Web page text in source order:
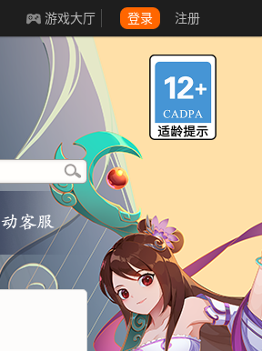
游戏大厅 登录 注册